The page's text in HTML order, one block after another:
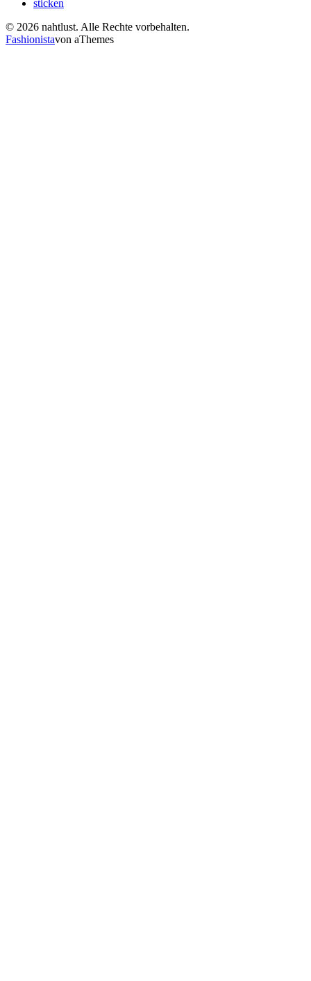
sticken
© 2026 nahtlust. Alle Rechte vorbehalten.
Fashionistavon aThemes